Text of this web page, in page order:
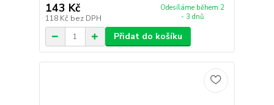
143 Kč
118 Kč bez DPH
Odesíláme během 2
- 3 dnů
Přidat do košíku